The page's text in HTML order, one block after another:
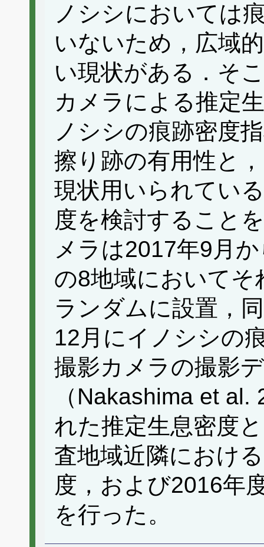
ノシシにおいては
いないため，広域
い現状がある．そ
カメラによる推定
ノシシの痕跡密度
擦り跡の有用性と
現状用いられてい
度を検討すること
メラは2017年9月
の8地域においてそ
ランダムに設置，
12月にイノシシの
撮影カメラの撮影
（Nakashima et
れた推定生息密度
査地域近隣におけ
度，および2016年
を行った。